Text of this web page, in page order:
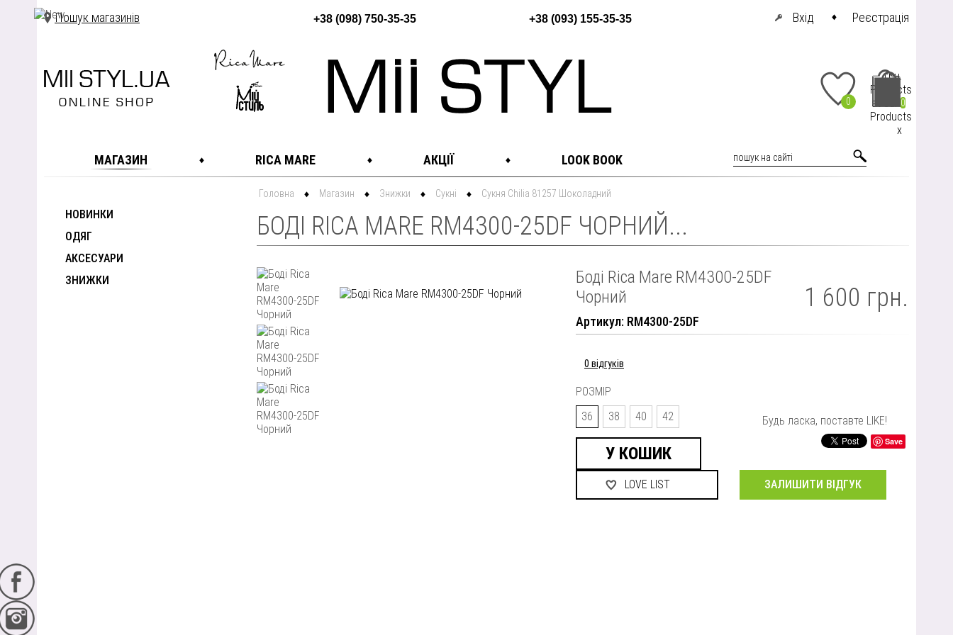
Пошук магазинів +38 (098) 750-35-35 +38 (093) 155-35-35 Вхід Реєстрація
0 0
грн.
Products
at cart
Products
x
МАГАЗИН RICA MARE АКЦІЇ LOOK BOOK
НОВИНКИ
ОДЯГ
АКСЕСУАРИ
ЗНИЖКИ
Головна Магазин Знижки Сукні Сукня Chilia 81257 Шоколадний
БОДІ RICA MARE RM4300-25DF ЧОРНИЙ...
Боді Rica Mare RM4300-25DF
Чорний
Артикул: RM4300-25DF
1 600 грн.
0 відгуків
РОЗМІР
36
38 40 42 Будь ласка, поставте LIKE!
Save
ЗАЛИШИТИ ВІДГУК